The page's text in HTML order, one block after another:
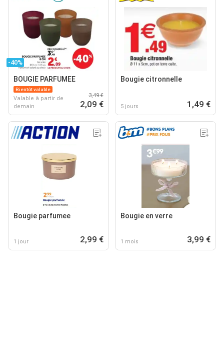
-40%
BOUGIE PARFUMEE
Bientôt valable
Valable à partir de
demain
3,49 €
2,09 €
Bougie citronnelle
5 jours 1,49 €
Bougie parfumee
1 jour 2,99 €
Bougie en verre
1 mois 3,99 €